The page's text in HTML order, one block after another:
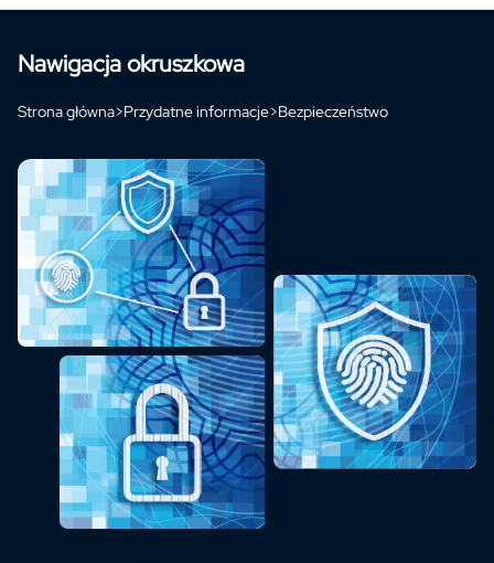
Nawigacja okruszkowa
Strona główna>Przydatne informacje>Bezpieczeństwo